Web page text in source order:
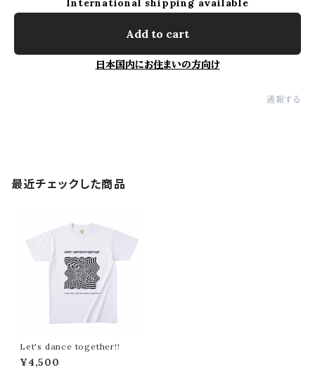
International shipping available
Add to cart
日本国内にお住まいの方向け
通報する
最近チェックした商品
Let's dance together!!
¥4,500